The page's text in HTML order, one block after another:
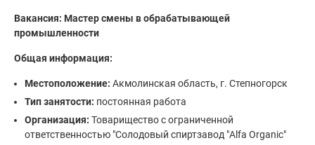
Вакансия: Мастер смены в обрабатывающей
промышленности
Общая информация:
Местоположение: Акмолинская область, г. Степногорск
Тип занятости: постоянная работа
Организация: Товарищество с ограниченной
ответственностью "Солодовый спиртзавод "Alfa Organic"